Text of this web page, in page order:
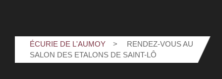
ÉCURIE DE L'AUMOY
RENDEZ-VOUS AU
SALON DES ETALONS DE SAINT-LÔ